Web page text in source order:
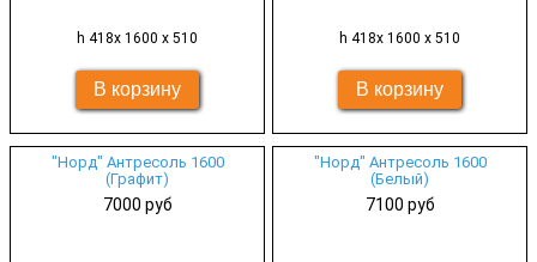
h 418х 1600 х 510 h 418х 1600 х 510
"Норд" Антресоль 1600
(Графит)
7000 руб
"Норд" Антресоль 1600
(Белый)
7100 руб